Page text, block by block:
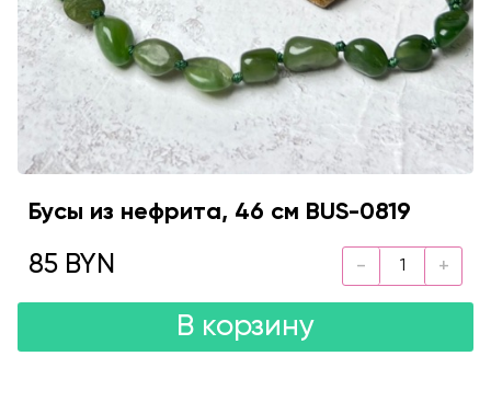
Бусы из нефрита, 46 см BUS-0819
85 BYN
В корзину